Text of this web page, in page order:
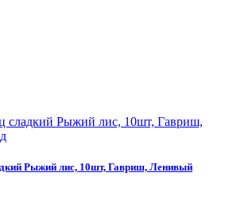
Рыжий лис, 10шт, Гавриш, Ленивый